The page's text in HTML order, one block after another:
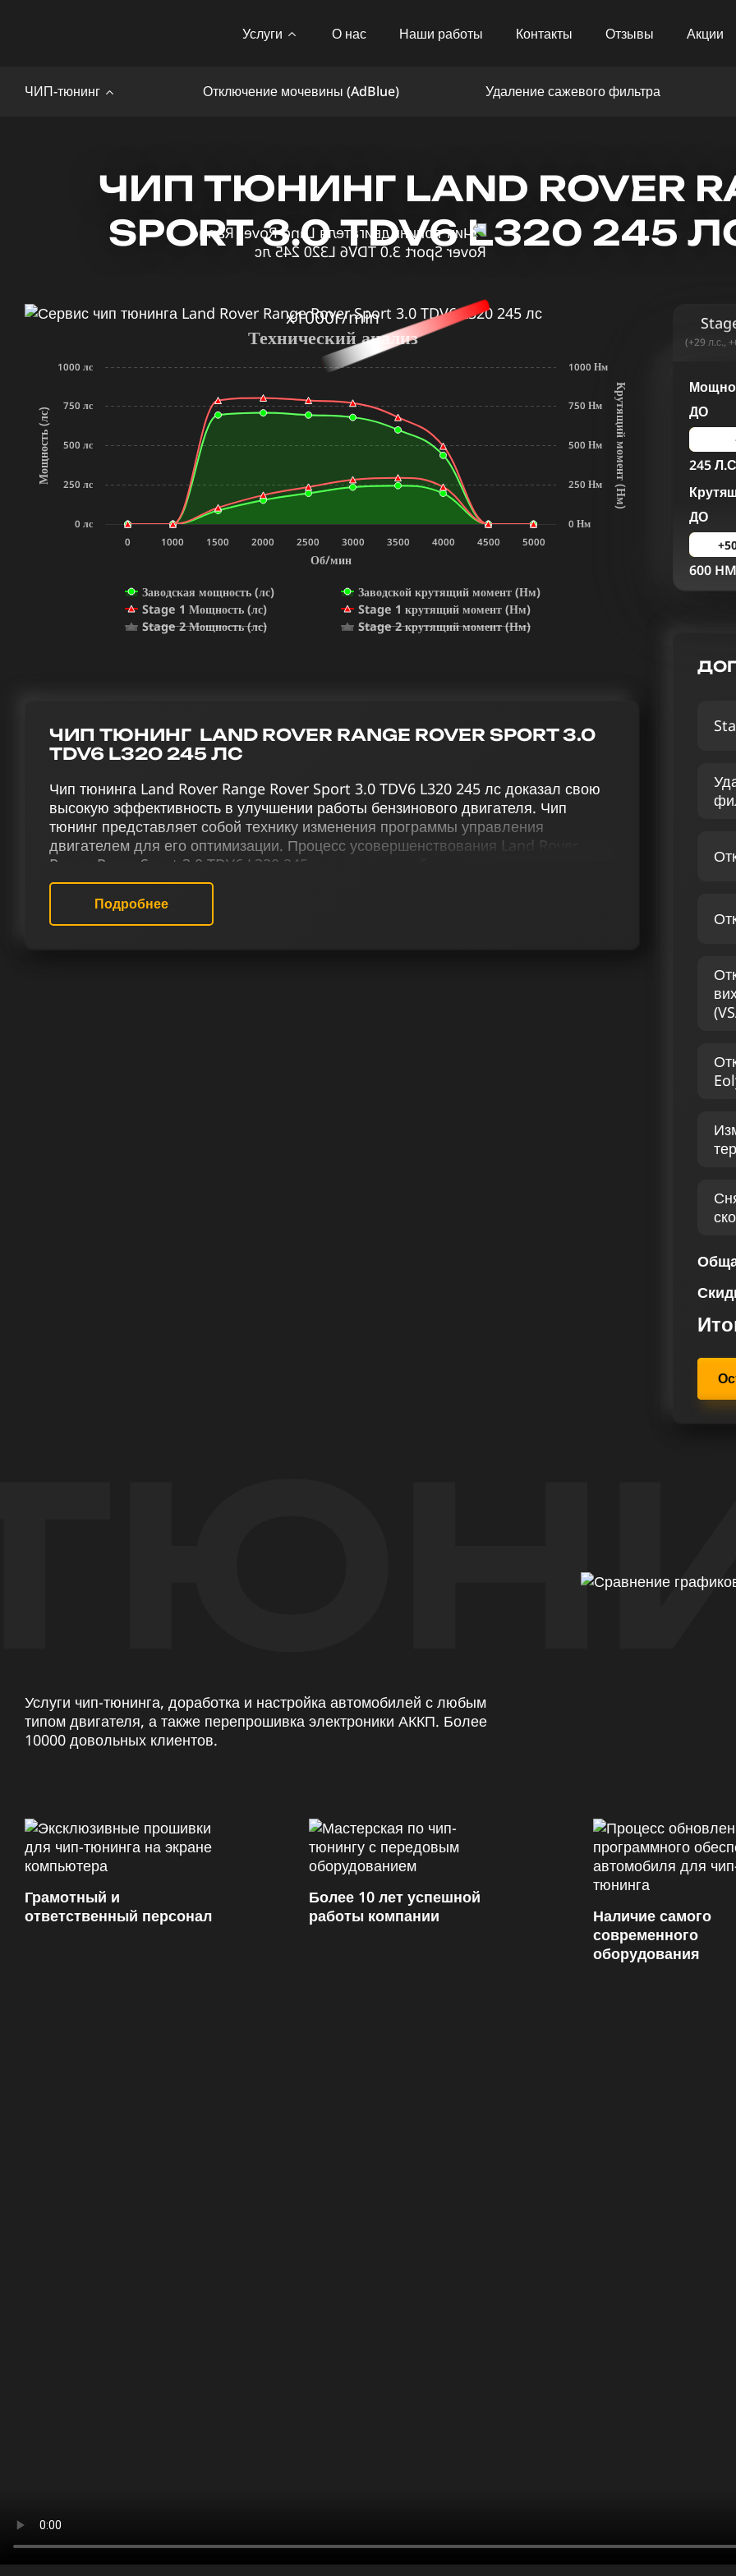
Услуги О нас Наши работы Контакты Отзывы Акции
ЧИП-тюнинг Отключение мочевины (AdBlue) Удаление сажевого фильтра
ЧИП ТЮНИНГ LAND ROVER
SPORT 3.0 TDV6 L320 245
x1000r/min
Об/мин
Мощность (лс) К
р
у
т
я
щ
и
й
м
о
м
е
н
т
(
Н
м
)
Технический анализ
Заводская мощность (лс)
Заводской крутящий момент (Нм)
Stage 1 Мощность (лс)
Stage 1 крутящий момент (Нм)
Stage 2 Мощность (лс)
Stage 2 крутящий момент (Нм)
0 1000 1500 2000 2500 3000 3500 4000 4500 5000
0 лс
250 лс
500 лс
750 лс
1000 лс
0 Нм
250 Нм
500 Нм
750 Нм
1000 Нм
ЧИП ТЮНИНГ LAND ROVER RANGE ROVER SPORT 3.0
TDV6 L320 245 ЛС
Чип тюнинга Land Rover Range Rover Sport 3.0 TDV6 L320 245 лс доказал свою
высокую эффективность в улучшении работы бензинового двигателя. Чип
тюнинг представляет собой технику изменения программы управления
двигателем для его оптимизации. Процесс усовершенствования Land Rover
Range Rover Sport 3.0 TDV6 L320 245 лс, включающий в себя чип тюнинг (stage
1 и stage 2), отключение катализатора (Евро-2), отключение функции Evap,
деактивацию EGR, активацию отстрелов, выключение вихревых заслонок,
настройку терморегуляции и снятие ограничения скорости (Speedlimit), ведет к
Подробнее
(+29 л.с.,
ДО
245
ДО
600 HM
Услуги чип-тюнинга, доработка и настройка автомобилей с любым
типом двигателя, а также перепрошивка электроники АККП. Более
10000 довольных клиентов.
Грамотный и
ответственный персонал
Более 10 лет успешной
работы компании
Наличие самого
современного
оборудования